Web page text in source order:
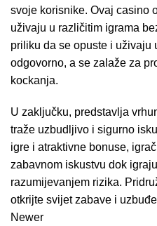
svoje korisnike. Ovaj casino
uživaju u različitim igrama
priliku da se opuste i uživaju
odgovorno, a se zalaže za
kockanja.
U zaključku, predstavlja
traže uzbudljivo i sigurno
igre i atraktivne bonuse,
zabavnom iskustvu dok
razumijevanjem rizika.
otkrijte svijet zabave i
Newer